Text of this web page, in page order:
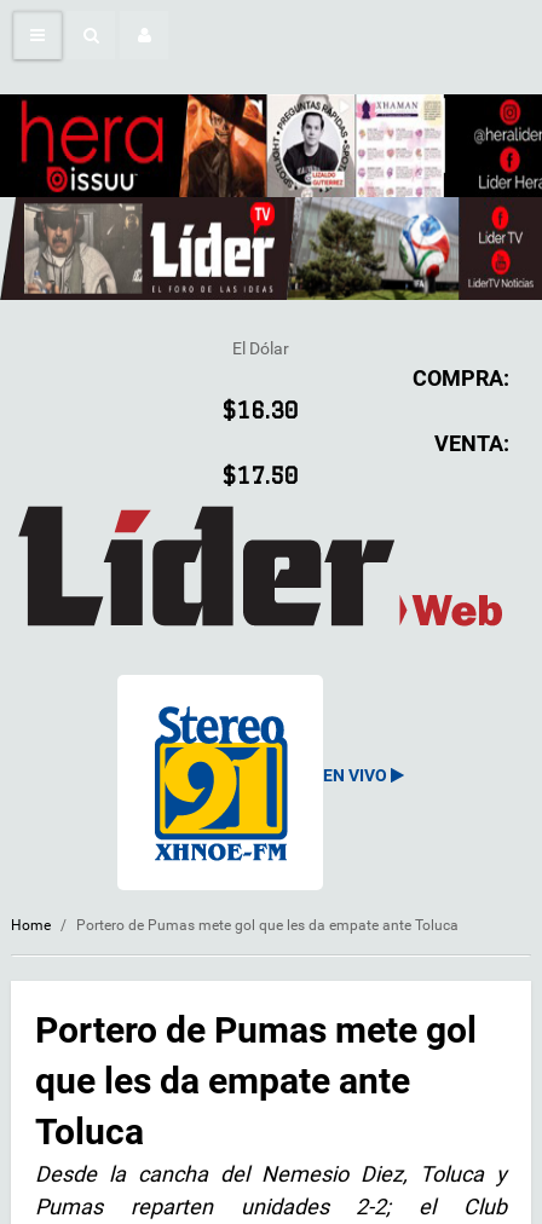
El Dólar
COMPRA:
$16.30
VENTA:
$17.50
EN VIVO
Home / Portero de Pumas mete gol que les da empate ante Toluca
Portero de Pumas mete gol
que les da empate ante
Toluca
Desde la cancha del Nemesio Diez, Toluca y
Pumas reparten unidades 2-2; el Club